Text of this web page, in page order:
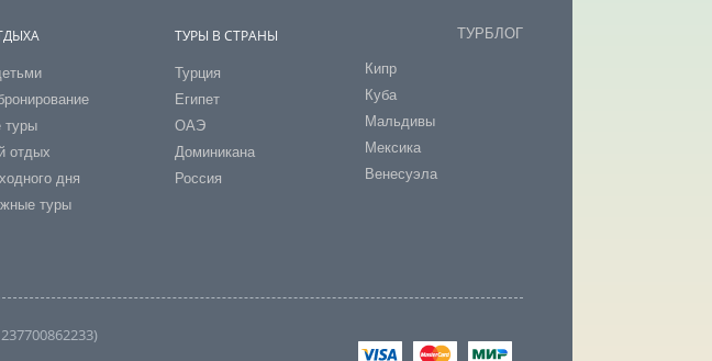
туры
отдых
дня
туры
ТУРЫ В СТРАНЫ
Турция
Египет
ОАЭ
Доминикана
Россия
ТУРБЛОГ
Кипр
Куба
Мальдивы
Мексика
Венесуэла